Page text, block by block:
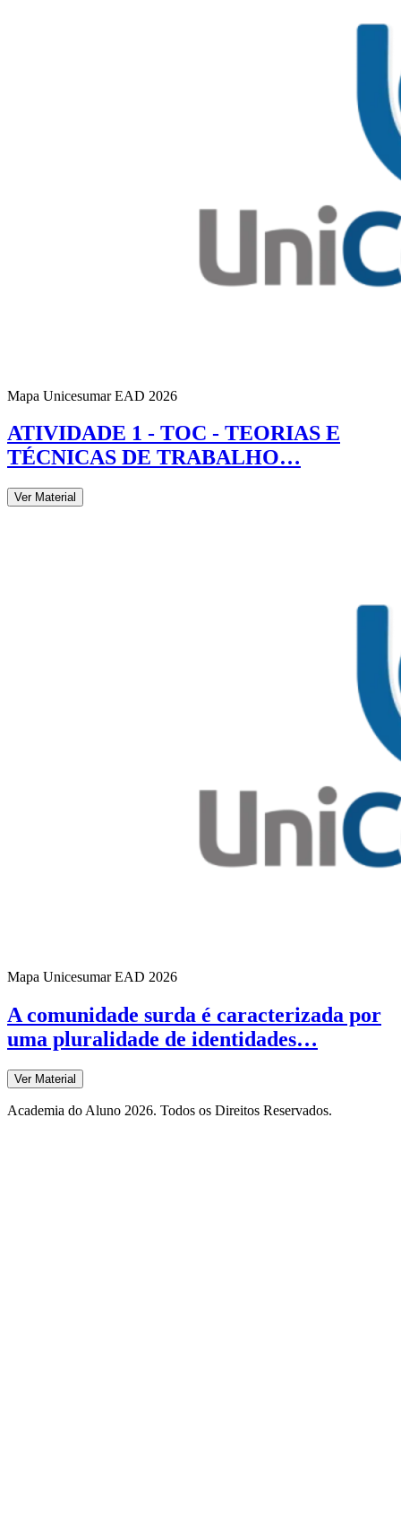
Mapa Unicesumar EAD 2026
ATIVIDADE 1 - TOC - TEORIAS E
TÉCNICAS DE TRABALHO…
Ver Material
Mapa Unicesumar EAD 2026
A comunidade surda é caracterizada por
uma pluralidade de identidades…
Ver Material
Academia do Aluno 2026. Todos os Direitos Reservados.